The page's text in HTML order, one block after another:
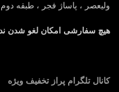
ولیعصر ، پاساژ فجر ، طبقه دوم
هیچ سفارشی امکان لغو شدن
کانال تلگرام پراز تخفیف ویژه